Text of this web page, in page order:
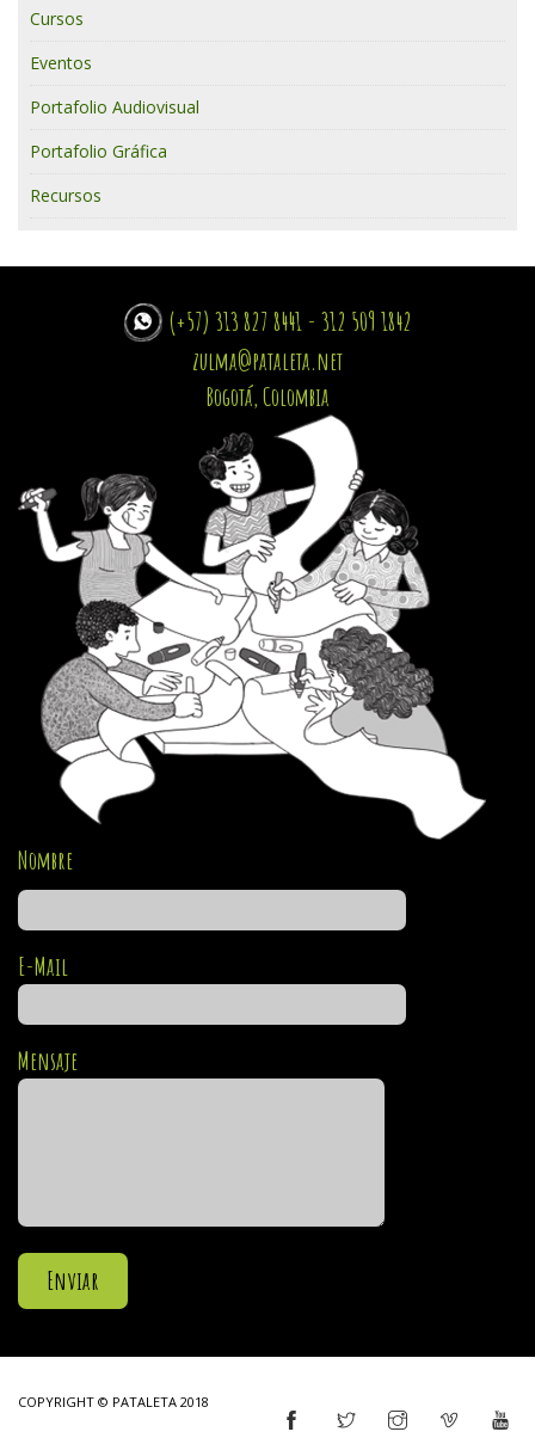
Cursos
Eventos
Portafolio Audiovisual
Portafolio Gráfica
Recursos
(+57) 313 827 8441 - 312 509 1842
zulma@pataleta.net
Bogotá, Colombia
Nombre
E-Mail
Mensaje
COPYRIGHT © PATALETA 2018